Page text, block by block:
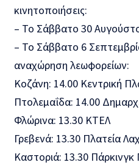
κινητοποιήσεις:
– Το Σάββατο 30
– Το Σάββατο 6
αναχώρηση λεωφορείων:
Κοζάνη: 14.00 Κεντρική
Πτολεμαΐδα: 14.00
Φλώρινα: 13.30 ΚΤΕΛ
Γρεβενά: 13.30 Πλατεία
Καστοριά: 13.30